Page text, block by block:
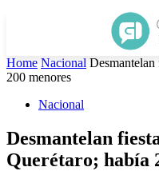
Home Nacional Desmantelan
200 menores
Nacional
Desmantelan
Querétaro; había